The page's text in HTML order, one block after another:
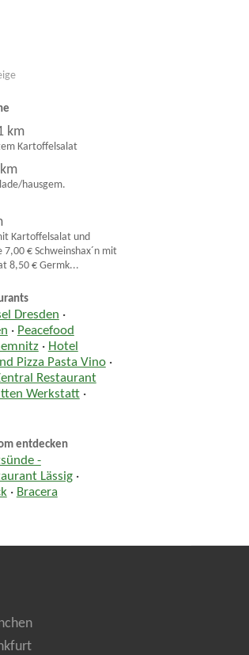
km
Kartoffelsalat
hausgem.
Kartoffelsalat und
€ Schweinshax´n mit
8,50 € Germk...
Dresden ·
· Peacefood
· Hotel
Pizza Pasta Vino·
Restaurant
Werkstatt·
entdecken
-
Lässig·
· Bracera